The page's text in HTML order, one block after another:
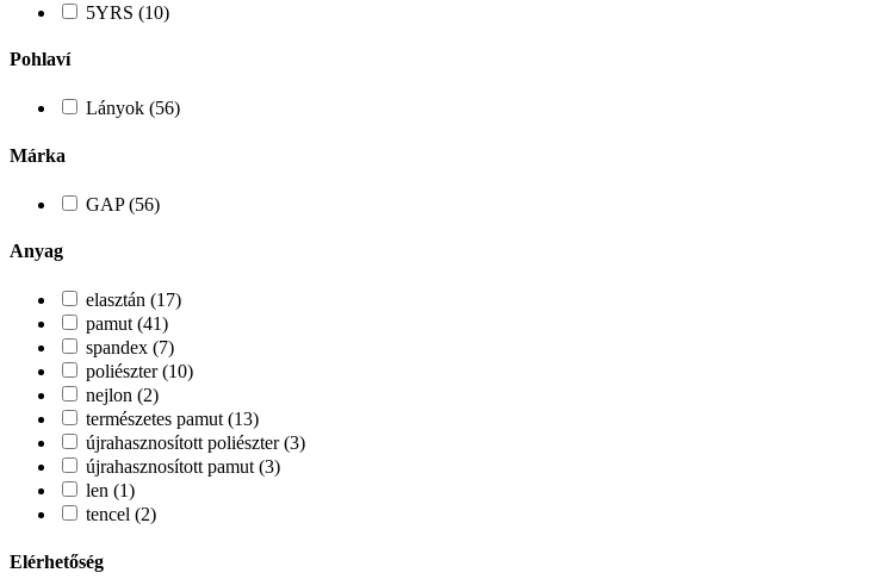
5YRS (10)
Pohlaví
Lányok (56)
Márka
GAP (56)
Anyag
elasztán (17)
pamut (41)
spandex (7)
poliészter (10)
nejlon (2)
természetes pamut (13)
újrahasznosított poliészter (3)
újrahasznosított pamut (3)
len (1)
tencel (2)
Elérhetőség